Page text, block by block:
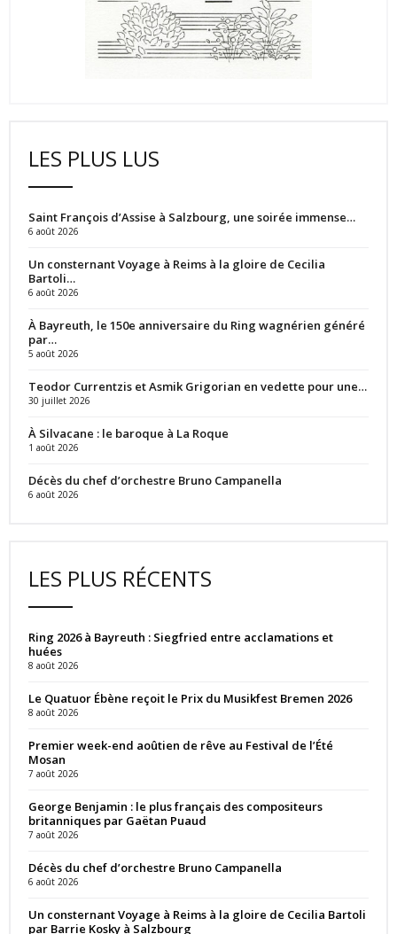
LES PLUS LUS
Saint François d’Assise à Salzbourg, une soirée immense…
6 août 2026
Un consternant Voyage à Reims à la gloire de Cecilia
Bartoli…
6 août 2026
À Bayreuth, le 150e anniversaire du Ring wagnérien généré
par…
5 août 2026
Teodor Currentzis et Asmik Grigorian en vedette pour une…
30 juillet 2026
À Silvacane : le baroque à La Roque
1 août 2026
Décès du chef d’orchestre Bruno Campanella
6 août 2026
LES PLUS RÉCENTS
Ring 2026 à Bayreuth : Siegfried entre acclamations et
huées
8 août 2026
Le Quatuor Ébène reçoit le Prix du Musikfest Bremen 2026
8 août 2026
Premier week-end aoûtien de rêve au Festival de l’Été
Mosan
7 août 2026
George Benjamin : le plus français des compositeurs
britanniques par Gaëtan Puaud
7 août 2026
Décès du chef d’orchestre Bruno Campanella
6 août 2026
Un consternant Voyage à Reims à la gloire de Cecilia Bartoli
par Barrie Kosky à Salzbourg